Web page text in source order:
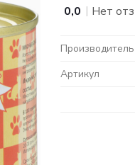
0,0 | Нет
Производитель
Артикул